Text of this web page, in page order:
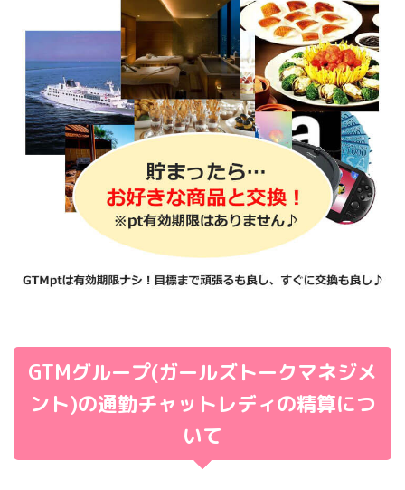
GTMグループ(ガールズトークマネジメ
ント)の通勤チャットレディの精算につ
いて